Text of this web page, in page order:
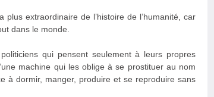
extraordinaire de l’histoire de l’humanité, car
dans le monde.
qui pensent seulement à leurs propres
machine qui les oblige à se prostituer au nom
à dormir, manger, produire et se reproduire sans